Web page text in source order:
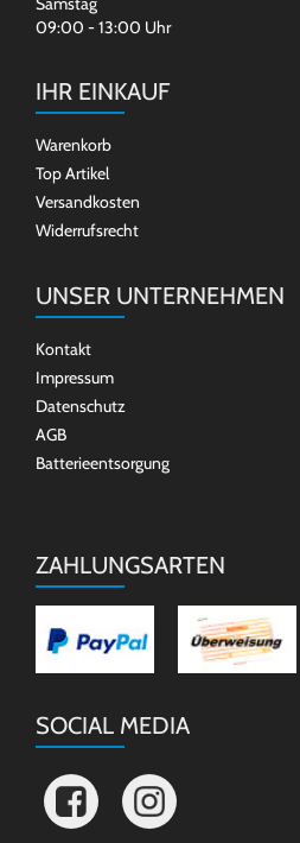
09:00 - 13:00 Uhr
IHR EINKAUF
Warenkorb
Top Artikel
Versandkosten
Widerrufsrecht
UNSER UNTERNEHMEN
Kontakt
Impressum
Datenschutz
AGB
Batterieentsorgung
ZAHLUNGSARTEN
SOCIAL MEDIA